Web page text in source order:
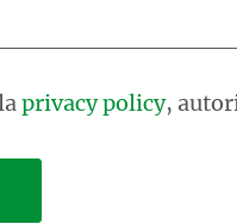
privacy policy,